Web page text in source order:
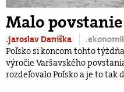
Malo
.jaroslav Daniška
Poľsko si koncom tohto
výročie Varšavského
rozdeľovalo Poľsko a je to tak